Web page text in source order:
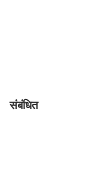
संबंधित